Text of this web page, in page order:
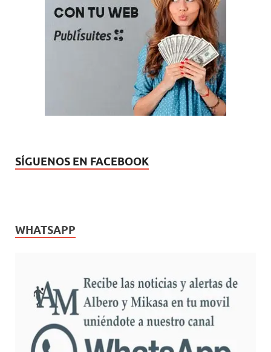
SÍGUENOS EN FACEBOOK
WHATSAPP